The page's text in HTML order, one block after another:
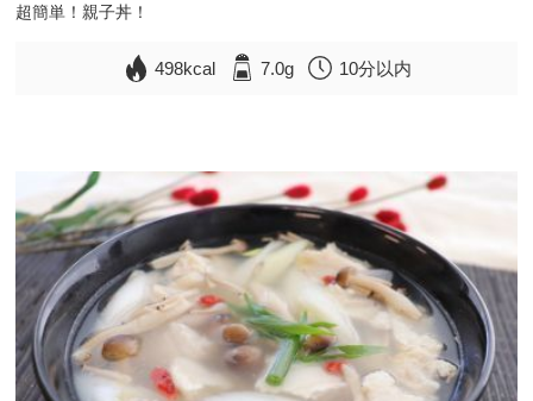
超簡単！親子丼！
498kcal 7.0g 10分以内